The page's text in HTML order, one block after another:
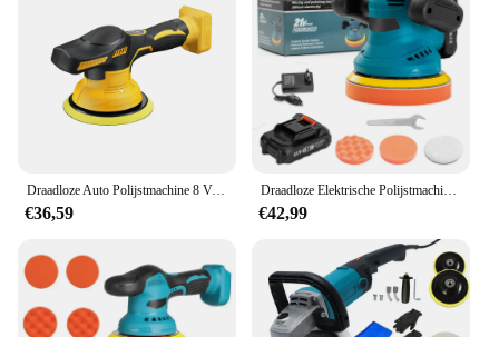
Draadloze Auto Polijstmachine 8 Versnellingen Verstelbare Auto Elektrische Waxen Schuren Afdichting Glazuur Tool Fit Makita/Dewalt/Milwaukee 20 V Batterij
€36,59
Draadloze Elektrische Polijstmachine 480W 2800Rpm Auto Multifunctionele Auto Polijsten Auto Waxen Roterend Gereedschap Voor Makita 18V Batterij
€42,99